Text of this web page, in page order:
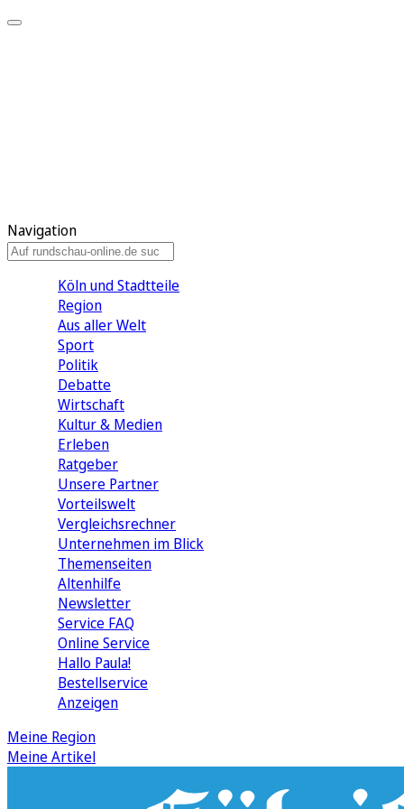
Navigation
Köln und Stadtteile
Region
Aus aller Welt
Sport
Politik
Debatte
Wirtschaft
Kultur & Medien
Erleben
Ratgeber
Unsere Partner
Vorteilswelt
Vergleichsrechner
Unternehmen im Blick
Themenseiten
Altenhilfe
Newsletter
Service FAQ
Online Service
Hallo Paula!
Bestellservice
Anzeigen
Meine Region
Meine Artikel